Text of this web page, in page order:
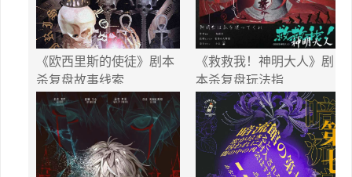
《欧西里斯的使徒》剧本
杀复盘故事线索
《救救我！神明大人》剧
本杀复盘玩法指